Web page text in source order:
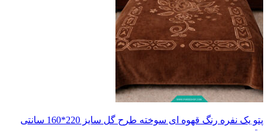
پتو یک نفره رنگ قهوه ای سوخته طرح گل سایز 220*160 سانتی